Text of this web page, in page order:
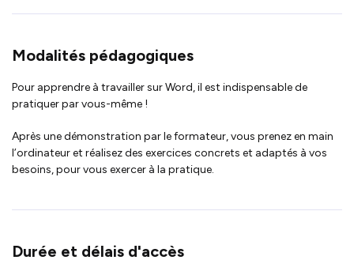
Modalités pédagogiques
Pour apprendre à travailler sur Word, il est indispensable de
pratiquer par vous-même !
Après une démonstration par le formateur, vous prenez en main
l’ordinateur et réalisez des exercices concrets et adaptés à vos
besoins, pour vous exercer à la pratique.
Durée et délais d'accès